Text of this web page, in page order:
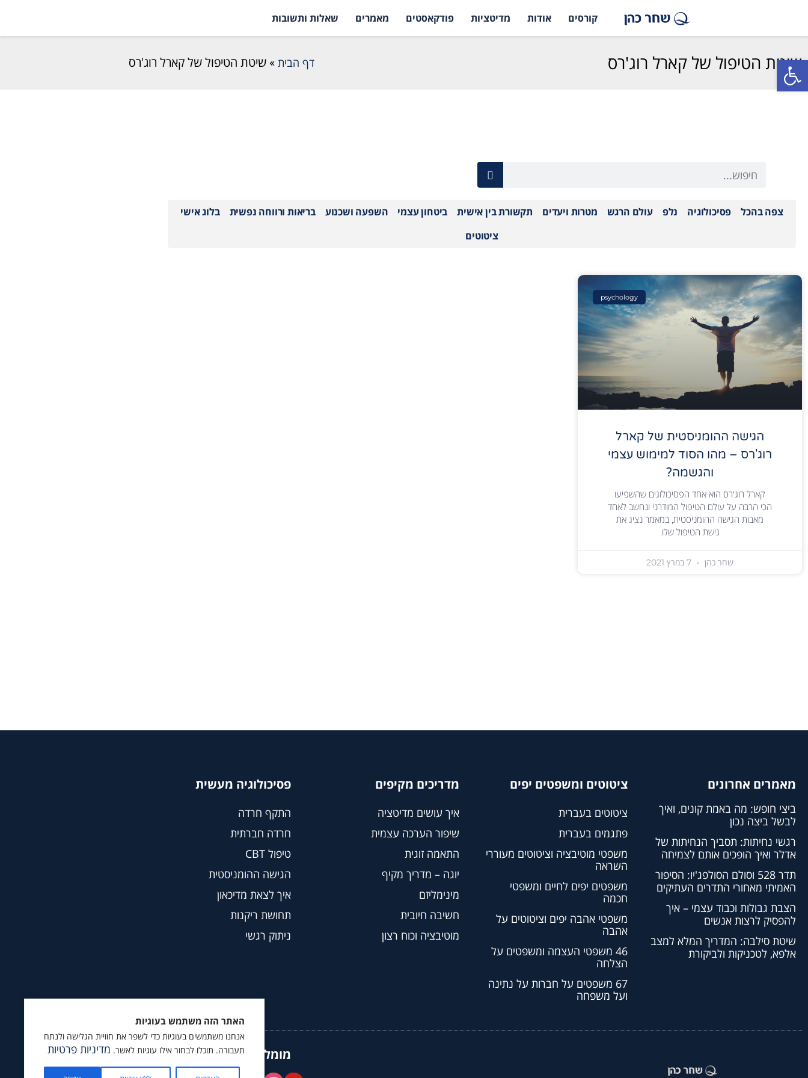
פתח סרגל נגישות
האתר הזה משתמש בעוגיות
אנחנו משתמשים בעוגיות כדי לשפר את חוויית הגלישה ולנתח
תעבורה. תוכלו לבחור אילו עוגיות לאשר. מדיניות פרטיות
קורסים אודות מדיטציות פודקאסטים מאמרים שאלות ותשובות
שיטת הטיפול של קארל רוג'רס דף הבית » שיטת הטיפול של קארל רוג'רס
צפה בהכל פסיכולוגיה נלפ עולם הרגש מטרות ויעדים תקשורת בין אישית ביטחון עצמי השפעה ושכנוע בריאות ורווחה נפשית
בלוג אישי
ציטוטים
psychology
הגישה ההומניסטית של קארל
רוג'רס – מהו הסוד למימוש עצמי
והגשמה?
קארל רוג'רס הוא אחד הפסיכולוגים שהשפיעו
הכי הרבה על עולם הטיפול המודרני ונחשב לאחד
מאבות הגישה ההומניסטית, במאמר נציג את
גישת הטיפול שלו.
שחר כהן 7 במרץ 2021
מאמרים אחרונים
ביצי חופש: מה באמת קונים, ואיך
לבשל ביצה נכון
רגשי נחיתות: תסביך הנחיתות של
אדלר ואיך הופכים אותם לצמיחה
תדר 528 וסולם הסולפג'יו: הסיפור
האמיתי מאחורי התדרים העתיקים
הצבת גבולות וכבוד עצמי – איך
להפסיק לרצות אנשים
שיטת סילבה: המדריך המלא למצב
אלפא, לטכניקות ולביקורת
ציטוטים ומשפטים יפים
ציטוטים בעברית
פתגמים בעברית
משפטי מוטיבציה וציטוטים מעוררי
השראה
משפטים יפים לחיים ומשפטי
חכמה
משפטי אהבה יפים וציטוטים על
אהבה
46 משפטי העצמה ומשפטים על
הצלחה
67 משפטים על חברות על נתינה
ועל משפחה
מדריכים מקיפים
איך עושים מדיטציה
שיפור הערכה עצמית
התאמה זוגית
יוגה – מדריך מקיף
מינימליזם
חשיבה חיובית
מוטיבציה וכוח רצון
פסיכולוגיה מעשית
התקף חרדה
חרדה חברתית
טיפול CBT
הגישה ההומניסטית
איך לצאת מדיכאון
תחושת ריקנות
ניתוק רגשי
מומלץ לעקוב גם ב